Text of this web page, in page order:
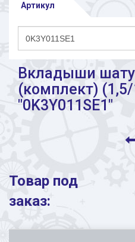
Артикул
Вкладыши
(комплект) (1,5/
"0K3Y011SE1"
Товар под
заказ: